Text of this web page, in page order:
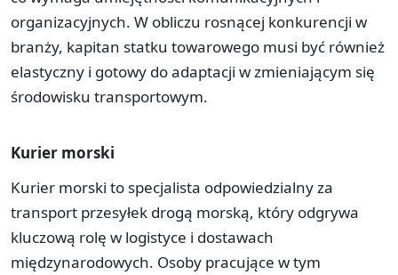
organizacyjnych. W obliczu rosnącej konkurencji w
branży, kapitan statku towarowego musi być również
elastyczny i gotowy do adaptacji w zmieniającym się
środowisku transportowym.
Kurier morski
Kurier morski to specjalista odpowiedzialny za
transport przesyłek drogą morską, który odgrywa
kluczową rolę w logistyce i dostawach
międzynarodowych. Osoby pracujące w tym